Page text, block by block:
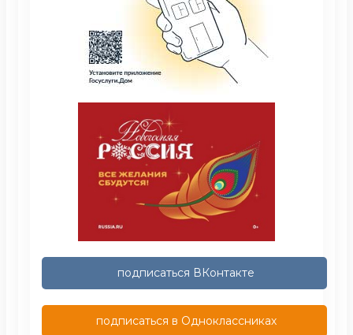
подписаться ВКонтакте
подписаться в Одноклассниках